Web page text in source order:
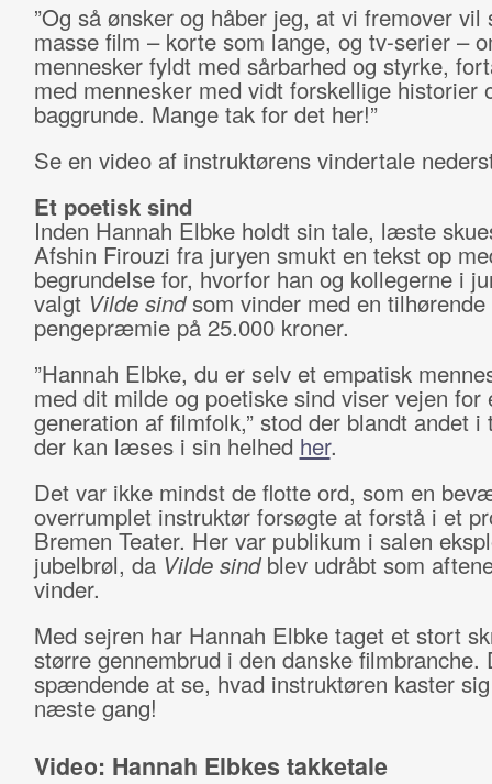
”Og så ønsker og håber jeg, at vi fremover vil
masse film – korte som lange, og tv-serier –
mennesker fyldt med sårbarhed og styrke,
med mennesker med vidt forskellige historier
baggrunde. Mange tak for det her!”
Se en video af instruktørens vindertale
Et poetisk sind
Inden Hannah Elbke holdt sin tale, læste
Afshin Firouzi fra juryen smukt en tekst op
begrundelse for, hvorfor han og kollegerne i
valgt Vilde sindsom vinder med en tilhørende
pengepræmie på 25.000 kroner.
”Hannah Elbke, du er selv et empatisk
med dit milde og poetiske sind viser vejen for
generation af filmfolk,” stod der blandt andet i
der kan læses i sin helhed her.
Det var ikke mindst de flotte ord, som en
overrumplet instruktør forsøgte at forstå i et
Bremen Teater. Her var publikum i salen
jubelbrøl, da Vilde sindblev udråbt som
vinder.
Med sejren har Hannah Elbke taget et stort
større gennembrud i den danske filmbranche.
spændende at se, hvad instruktøren kaster
næste gang!
Video: Hannah Elbkes takketale